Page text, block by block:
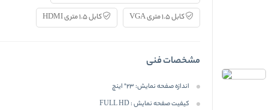
کابل 1.5 متری VGA
کابل 1.5 متری HDMI
مشخصات فنی
اندازه صفحه نمایش:23" اینچ
کیفیت صفحه نمایش :FULL HD